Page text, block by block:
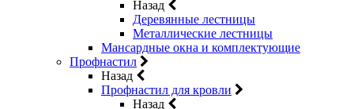
Назад
Деревянные лестницы
Металлические лестницы
Мансардные окна и комплектующие
Профнастил
Назад
Профнастил для кровли
Назад